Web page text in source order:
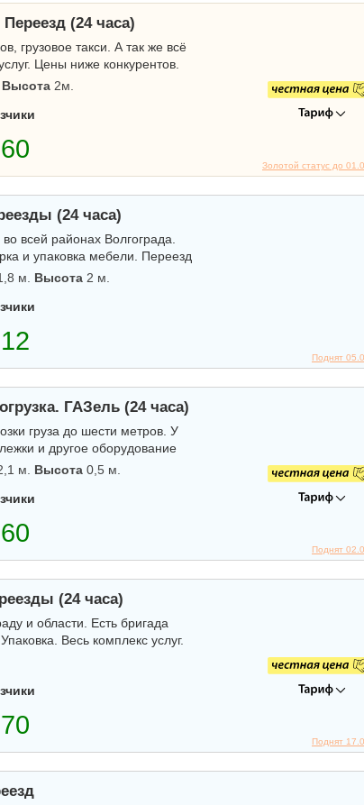
Золотой статус до
(24 часа)
грузовое такси. А так же всё
Цены ниже конкурентов.
Высота 2м.
Поднят
(24 часа)
во всей районах Волгограда.
и упаковка мебели. Переезд
м. Высота 2 м.
Поднят
ГАЗель (24 часа)
груза до шести метров. У
и другое оборудование
м. Высота 0,5 м.
Поднят
(24 часа)
и области. Есть бригада
Весь комплекс услуг.